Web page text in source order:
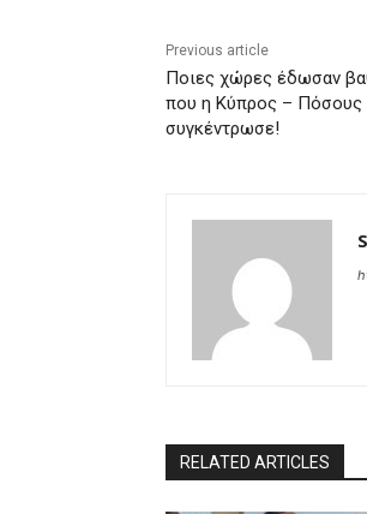
Previous article
Ποιες χώρες έδωσαν
που η Κύπρος – Πόσους
συγκέντρωσε!
RELATED ARTICLES